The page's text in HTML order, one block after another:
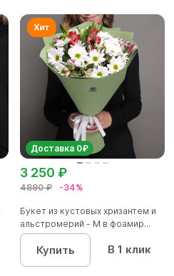
Доставка 0₽
4890 ₽ -34%
3 250 ₽
Букет из кустовых хризантем и
альстромерий - M в фоамир...
Купить В 1 клик